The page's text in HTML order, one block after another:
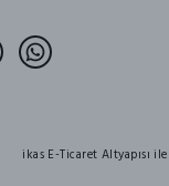
ikas E-Ticaret Altyapısı